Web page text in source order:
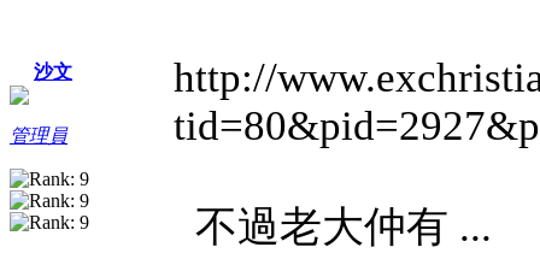
沙文
管理員
http://
不過老大仲有 ...